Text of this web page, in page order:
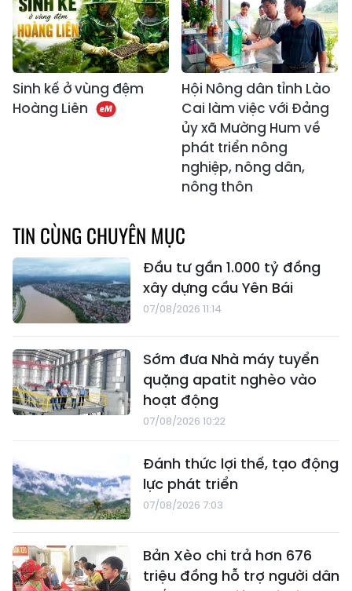
Sinh kế ở vùng đệm
Hoàng Liên
Hội Nông dân tỉnh Lào
Cai làm việc với Đảng
ủy xã Mường Hum về
phát triển nông
nghiệp, nông dân,
nông thôn
TIN CÙNG CHUYÊN MỤC
Đầu tư gần 1.000 tỷ đồng
xây dựng cầu Yên Bái
07/08/2026 11:14
Sớm đưa Nhà máy tuyển
quặng apatit nghèo vào
hoạt động
07/08/2026 10:22
Đánh thức lợi thế, tạo động
lực phát triển
07/08/2026 7:03
Bản Xèo chi trả hơn 676
triệu đồng hỗ trợ người dân